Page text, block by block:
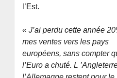
l’Est.
« J’ai perdu cette année
mes ventes vers les pays
européens, sans compter
l’Euro a chuté. L